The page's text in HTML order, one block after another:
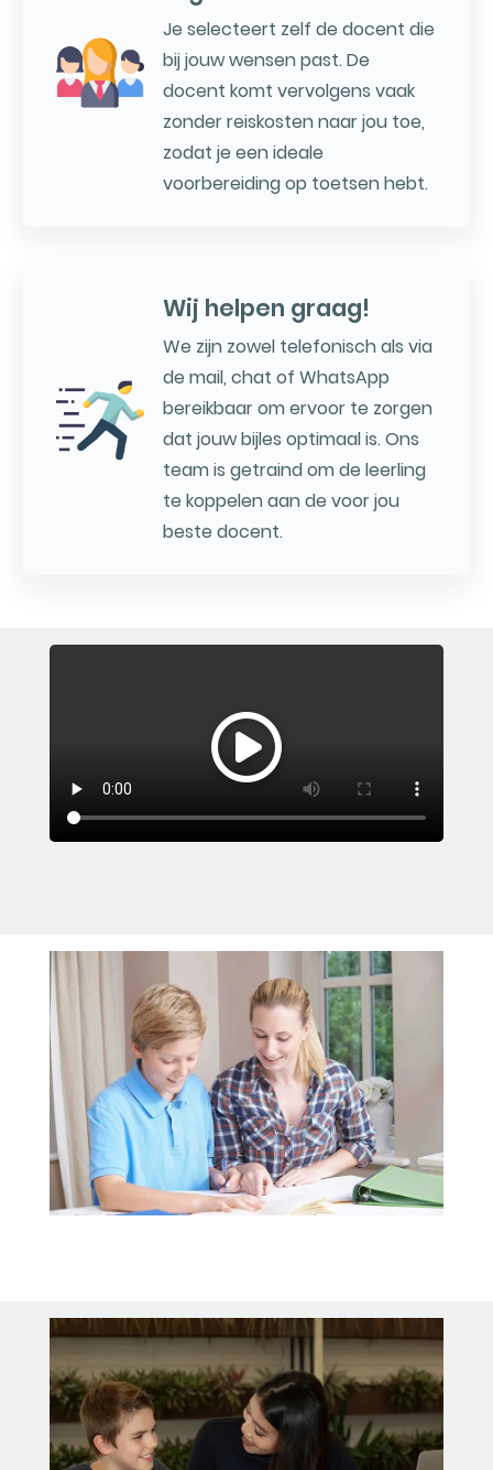
Je selecteert zelf de docent die
bij jouw wensen past. De
docent komt vervolgens vaak
zonder reiskosten naar jou toe,
zodat je een ideale
voorbereiding op toetsen hebt.
Wij helpen graag!
We zijn zowel telefonisch als via
de mail, chat of WhatsApp
bereikbaar om ervoor te zorgen
dat jouw bijles optimaal is. Ons
team is getraind om de leerling
te koppelen aan de voor jou
beste docent.